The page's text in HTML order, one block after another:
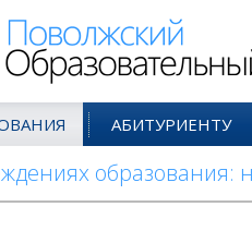
АБИТУРИЕНТУ
образования: